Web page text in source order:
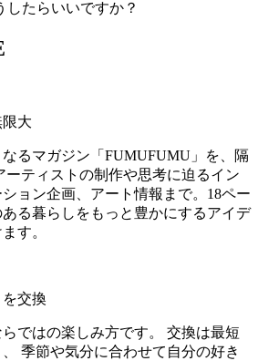
したらいいですか？
大
るマガジン「FUMUFUMU」を、隔
ーティストの制作や思考に迫るイン
ョン企画、アート情報まで。18ペー
る暮らしをもっと豊かにするアイデ
す。
交換
ではの楽しみ方です。 交換は最短
季節や気分に合わせて自分の好き